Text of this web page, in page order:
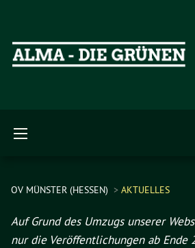
OV MÜNSTER (HESSEN) AKTUELLES
Auf Grund des Umzugs unserer
nur die Veröffentlichungen ab Ende